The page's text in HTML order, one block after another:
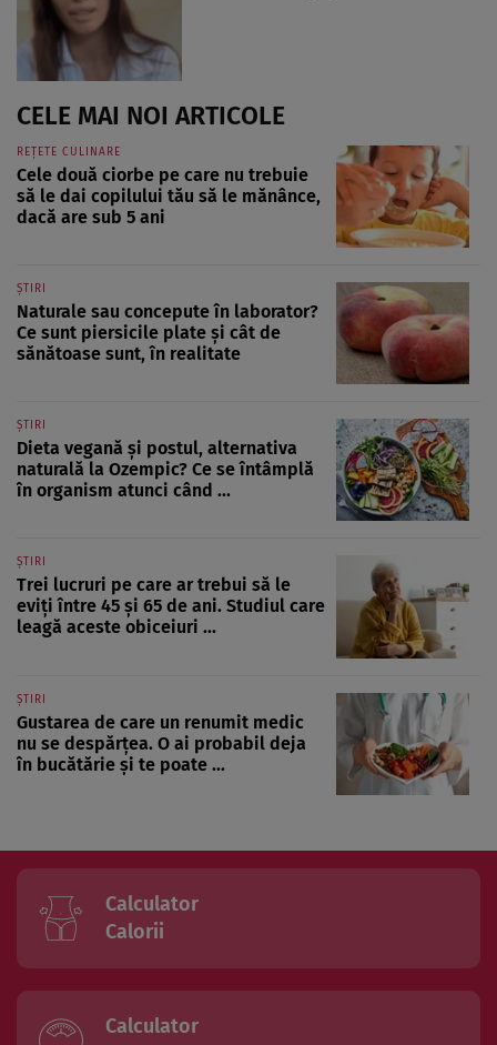
CELE MAI NOI ARTICOLE
REȚETE CULINARE
Cele două ciorbe pe care nu trebuie
să le dai copilului tău să le mănânce,
dacă are sub 5 ani
ȘTIRI
Naturale sau concepute în laborator?
Ce sunt piersicile plate și cât de
sănătoase sunt, în realitate
ȘTIRI
Dieta vegană și postul, alternativa
naturală la Ozempic? Ce se întâmplă
în organism atunci când ...
ȘTIRI
Trei lucruri pe care ar trebui să le
eviți între 45 și 65 de ani. Studiul care
leagă aceste obiceiuri ...
ȘTIRI
Gustarea de care un renumit medic
nu se despărțea. O ai probabil deja
în bucătărie și te poate ...
Calculator
Calorii
Calculator